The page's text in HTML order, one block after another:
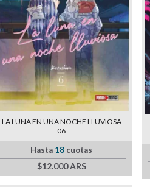
LA LUNA EN UNA NOCHE LLUVIOSA
06
Hasta 18 cuotas
$12.000 ARS